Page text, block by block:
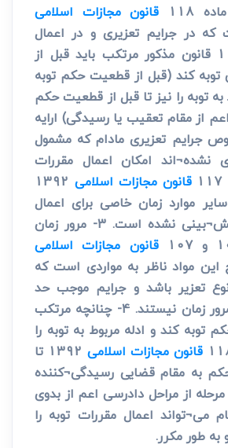
قانون مجازات اسلامی
که در جرایم تعزیری و در اعمال
مقررات ماده 115 قانون مذکور مرتکب باید قبل از
کند (قبل از قطعیت حکم توبه
به توبه را نیز تا قبل از قطعیت حکم
از مقام تعقیب یا رسیدگی) ارایه
خصوص جرایم تعزیری مادام که مشمول
نشده¬اند امکان اعمال مقررات
قانون مجازات اسلامی 1392
موارد زمان خاصی برای اعمال
مقررات مزبور پیش¬بینی نشده است. 3- مرور زمان
قانون مجازات اسلامی
این مواد ناظر به مواردی است که
تعزیر باشد و جرایم موجب حد
مشمول مقررات مرور زمان نیستند. 4- چنانچه مرتکب
توبه کند و ادله مربوط به توبه را
قانون مجازات اسلامی
1392 تا
به مقام قضایی رسیدگی¬کننده
مرحله از مراحل دادرسی اعم از بدوی
می¬تواند اعمال مقررات توبه را
به طور مکرر.